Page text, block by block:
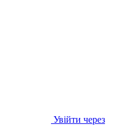
Увійти через